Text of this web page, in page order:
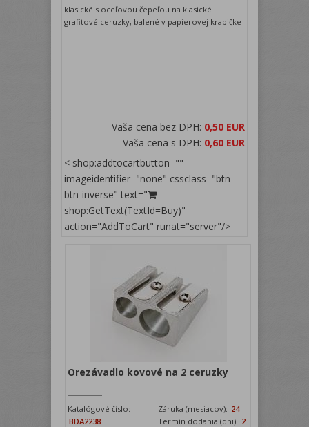
klasické s oceľovou čepeľou na klasické
grafitové ceruzky, balené v papierovej krabičke
Vaša cena bez DPH: 0,50 EUR
Vaša cena s DPH: 0,60 EUR
< shop:addtocartbutton=""
imageidentifier="none" cssclass="btn
btn-inverse" text="
shop:GetText(TextId=Buy)"
action="AddToCart" runat="server"/>
Orezávadlo kovové na 2 ceruzky
Katalógové číslo:
BDA2238
Záruka (mesiacov): 24
Termín dodania (dni): 2